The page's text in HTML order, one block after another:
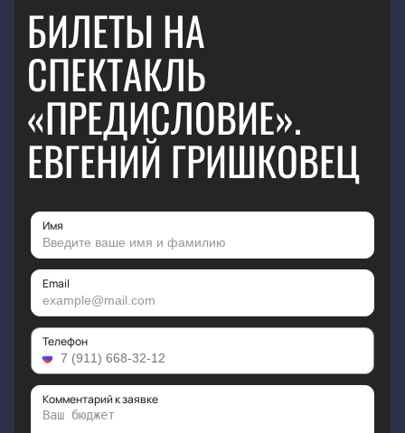
БИЛЕТЫ НА
СПЕКТАКЛЬ
«ПРЕДИСЛОВИЕ».
ЕВГЕНИЙ ГРИШКОВЕЦ
Имя
Email
Телефон
Комментарий к заявке